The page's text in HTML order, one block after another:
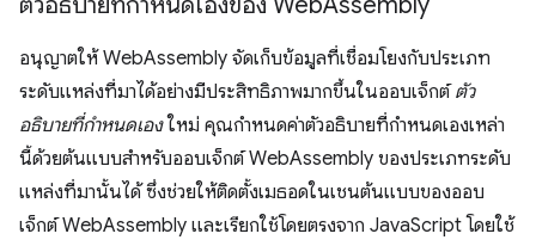
อนุญาตให้ WebAssembly จัดเก็บข้อมูลที่เชื่อมโยงกับประเภท
ระดับแหล่งที่มาได้อย่างมีประสิทธิภาพมากขึ้นในออบเจ็กต์ตัว
อธิบายที่กำหนดเองใหม่ คุณกำหนดค่าตัวอธิบายที่กำหนดเองเหล่า
นี้ด้วยต้นแบบสำหรับออบเจ็กต์ WebAssembly ของประเภทระดับ
แหล่งที่มานั้นได้ ซึ่งช่วยให้ติดตั้งเมธอดในเชนต้นแบบของออบ
เจ็กต์ WebAssembly และเรียกใช้โดยตรงจาก JavaScript โดยใช้